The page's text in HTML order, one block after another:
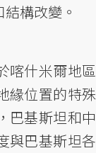
構改變。
喀什米爾地區
緣位置的特殊
巴基斯坦和中
與巴基斯坦各